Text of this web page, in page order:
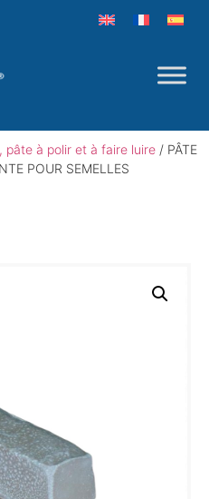
pâte à polir et à faire luire / PÂTE
POUR SEMELLES